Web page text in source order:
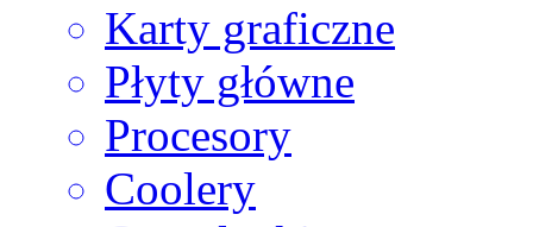
Karty graficzne
Płyty główne
Procesory
Coolery